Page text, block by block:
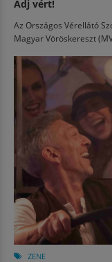
Adj vért!
Az Országos Vérellátó
Magyar Vöröskereszt
ZENE